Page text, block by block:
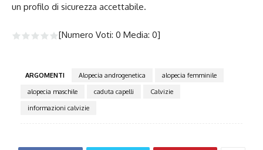
un profilo di sicurezza accettabile.
[Numero Voti: 0 Media: 0]
ARGOMENTI Alopecia androgenetica
alopecia femminile
alopecia maschile
caduta capelli
Calvizie
informazioni calvizie